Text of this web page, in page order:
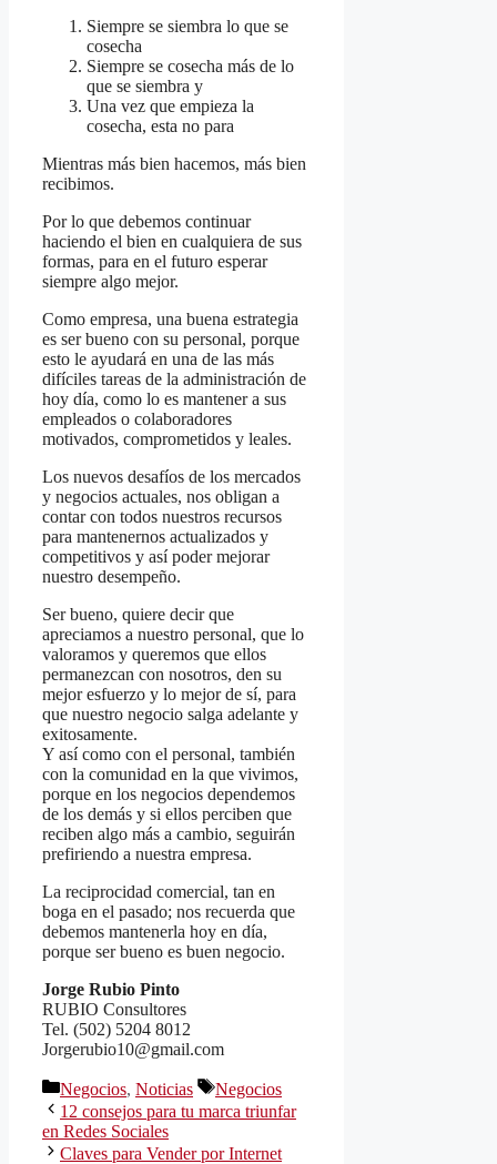
Siempre se siembra lo que se
cosecha
Siempre se cosecha más de lo
que se siembra y
Una vez que empieza la
cosecha, esta no para
Mientras más bien hacemos, más bien
recibimos.
Por lo que debemos continuar
haciendo el bien en cualquiera de sus
formas, para en el futuro esperar
siempre algo mejor.
Como empresa, una buena estrategia
es ser bueno con su personal, porque
esto le ayudará en una de las más
difíciles tareas de la administración de
hoy día, como lo es mantener a sus
empleados o colaboradores
motivados, comprometidos y leales.
Los nuevos desafíos de los mercados
y negocios actuales, nos obligan a
contar con todos nuestros recursos
para mantenernos actualizados y
competitivos y así poder mejorar
nuestro desempeño.
Ser bueno, quiere decir que
apreciamos a nuestro personal, que lo
valoramos y queremos que ellos
permanezcan con nosotros, den su
mejor esfuerzo y lo mejor de sí, para
que nuestro negocio salga adelante y
exitosamente.
Y así como con el personal, también
con la comunidad en la que vivimos,
porque en los negocios dependemos
de los demás y si ellos perciben que
reciben algo más a cambio, seguirán
prefiriendo a nuestra empresa.
La reciprocidad comercial, tan en
boga en el pasado; nos recuerda que
debemos mantenerla hoy en día,
porque ser bueno es buen negocio.
Jorge Rubio Pinto
RUBIO Consultores
Tel. (502) 5204 8012
Jorgerubio10@gmail.com
Categorías
Negocios, Noticias Etiquetas
Negocios
12 consejos para tu marca triunfar
en Redes Sociales
Claves para Vender por Internet